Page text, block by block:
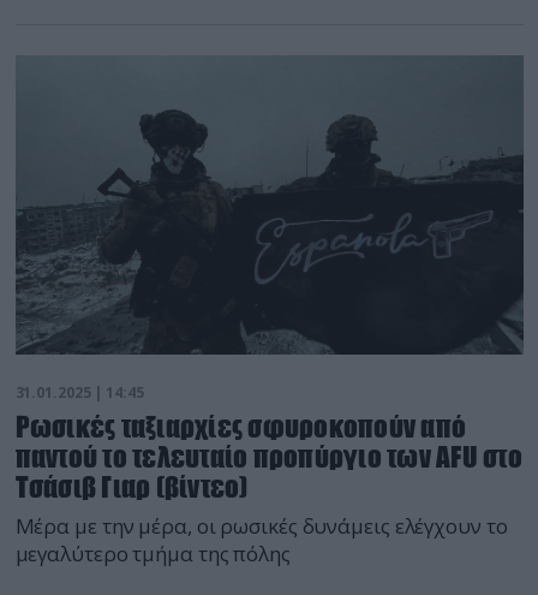
31.01.2025 | 14:45
Ρωσικές ταξιαρχίες σφυροκοπούν από
παντού το τελευταίο προπύργιο των AFU στο
Τσάσιβ Γιαρ (βίντεο)
Μέρα με την μέρα, οι ρωσικές δυνάμεις ελέγχουν το
μεγαλύτερο τμήμα της πόλης